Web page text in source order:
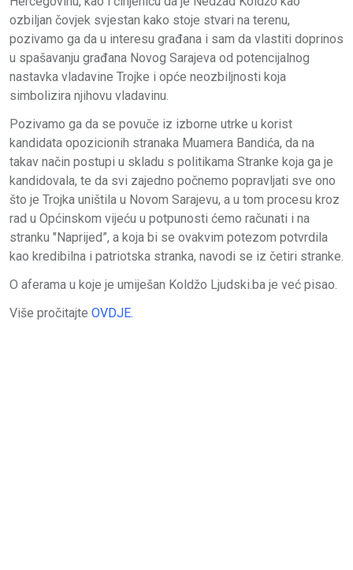
ozbiljan čovjek svjestan kako stoje stvari na terenu,
pozivamo ga da u interesu građana i sam da vlastiti doprinos
u spašavanju građana Novog Sarajeva od potencijalnog
nastavka vladavine Trojke i opće neozbiljnosti koja
simbolizira njihovu vladavinu.
Pozivamo ga da se povuče iz izborne utrke u korist
kandidata opozicionih stranaka Muamera Bandića, da na
takav način postupi u skladu s politikama Stranke koja ga je
kandidovala, te da svi zajedno počnemo popravljati sve ono
što je Trojka uništila u Novom Sarajevu, a u tom procesu kroz
rad u Općinskom vijeću u potpunosti ćemo računati i na
stranku "Naprijed”, a koja bi se ovakvim potezom potvrdila
kao kredibilna i patriotska stranka, navodi se iz četiri stranke.
O aferama u koje je umiješan Koldžo Ljudski.ba je već pisao.
Više pročitajte OVDJE.